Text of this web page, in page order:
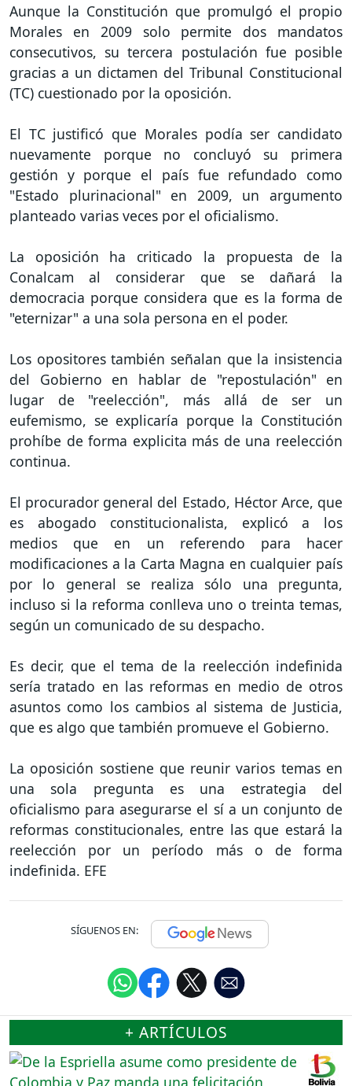
Aunque la Constitución que promulgó el propio
Morales en 2009 solo permite dos mandatos
consecutivos, su tercera postulación fue posible
gracias a un dictamen del Tribunal Constitucional
(TC) cuestionado por la oposición.
El TC justificó que Morales podía ser candidato
nuevamente porque no concluyó su primera
gestión y porque el país fue refundado como
"Estado plurinacional" en 2009, un argumento
planteado varias veces por el oficialismo.
La oposición ha criticado la propuesta de la
Conalcam al considerar que se dañará la
democracia porque considera que es la forma de
"eternizar" a una sola persona en el poder.
Los opositores también señalan que la insistencia
del Gobierno en hablar de "repostulación" en
lugar de "reelección", más allá de ser un
eufemismo, se explicaría porque la Constitución
prohíbe de forma explicita más de una reelección
continua.
El procurador general del Estado, Héctor Arce, que
es abogado constitucionalista, explicó a los
medios que en un referendo para hacer
modificaciones a la Carta Magna en cualquier país
por lo general se realiza sólo una pregunta,
incluso si la reforma conlleva uno o treinta temas,
según un comunicado de su despacho.
Es decir, que el tema de la reelección indefinida
sería tratado en las reformas en medio de otros
asuntos como los cambios al sistema de Justicia,
que es algo que también promueve el Gobierno.
La oposición sostiene que reunir varios temas en
una sola pregunta es una estrategia del
oficialismo para asegurarse el sí a un conjunto de
reformas constitucionales, entre las que estará la
reelección por un período más o de forma
indefinida. EFE
SÍGUENOS EN:
+ ARTÍCULOS